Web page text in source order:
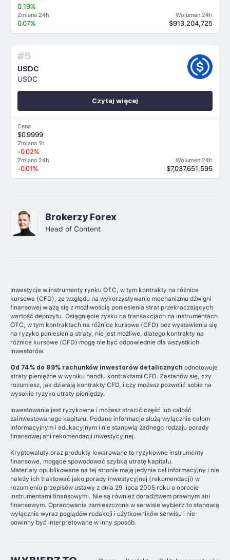
0.19%
Zmiana 24h
0.07%
Wolumen 24h
$913,204,725
#5
USDC
USDC
Cena
$0.9999
Zmiana 1h
-0.02%
Zmiana 24h
-0.01%
Wolumen 24h
$7,037,651,595
Czytaj więcej
Brokerzy Forex
Head of Content
Inwestycje w instrumenty rynku OTC, w tym kontrakty na różnice
kursowe (CFD), ze względu na wykorzystywanie mechanizmu dźwigni
finansowej wiążą się z możliwością poniesienia strat przekraczających
wartość depozytu. Osiągnięcie zysku na transakcjach na instrumentach
OTC, w tym kontraktach na różnice kursowe (CFD) bez wystawienia się
na ryzyko poniesienia straty, nie jest możliwe, dlatego kontrakty na
różnice kursowe (CFD) mogą nie być odpowiednie dla wszystkich
inwestorów.
Od 74% do 89% rachunków inwestorów detalicznych odnotowuje
straty pieniężne w wyniku handlu kontraktami CFD. Zastanów się, czy
rozumiesz, jak działają kontrakty CFD, i czy możesz pozwolić sobie na
wysokie ryzyko utraty pieniędzy.
Inwestowanie jest ryzykowne i możesz stracić część lub całość
zainwestowanego kapitału. Podane informacje służą wyłącznie celom
informacyjnym i edukacyjnym i nie stanowią żadnego rodzaju porady
finansowej ani rekomendacji inwestycyjnej.
Kryptowaluty oraz produkty lewarowane to ryzykowne instrumenty
finansowe, mogące spowodować szybką utratę kapitału.
Materiały opublikowane na tej stronie mają jedynie cel informacyjny i nie
należy ich traktować jako porady inwestycyjnej (rekomendacji) w
rozumieniu przepisów ustawy z dnia 29 lipca 2005 roku o obrocie
instrumentami finansowymi. Nie są również doradztwem prawnym ani
finansowym. Opracowania zamieszczone w serwisie wybierz.to stanowią
wyłącznie wyraz poglądów redakcji i użytkowników serwisu i nie
powinny być interpretowane w inny sposób.